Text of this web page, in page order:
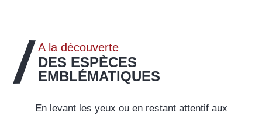
A la découverte
DES ESPÈCES
EMBLÉMATIQUES
En levant les yeux ou en restant attentif aux